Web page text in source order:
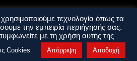
Απορρήτου
Όροι Χρήσης
και Προϋποθέσεις
τεχνολογία όπως τα
την εμπειρία περιήγησής σας.
με τη χρήση αυτής της
Cookies Απόρριψη Αποδοχή